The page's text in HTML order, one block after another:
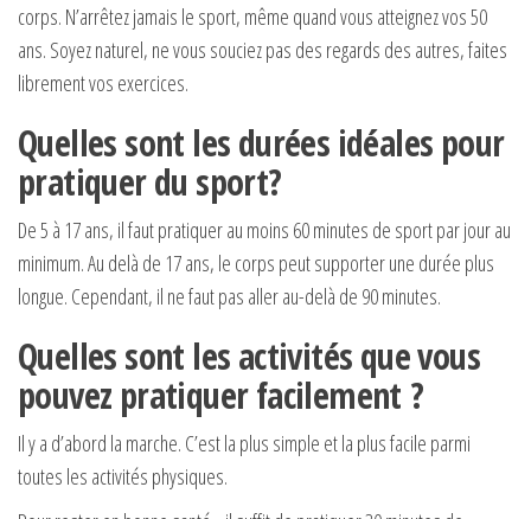
corps. N’arrêtez jamais le sport, même quand vous atteignez vos 50
ans. Soyez naturel, ne vous souciez pas des regards des autres, faites
librement vos exercices.
Quelles sont les durées idéales pour
pratiquer du sport?
De 5 à 17 ans, il faut pratiquer au moins 60 minutes de sport par jour au
minimum. Au delà de 17 ans, le corps peut supporter une durée plus
longue. Cependant, il ne faut pas aller au-delà de 90 minutes.
Quelles sont les activités que vous
pouvez pratiquer facilement ?
Il y a d’abord la marche. C’est la plus simple et la plus facile parmi
toutes les activités physiques.